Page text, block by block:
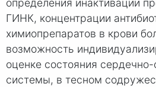
определения инактивации
ГИНК, концентрации
химиопрепаратов в крови
возможность
оценке состояния сердечно-
системы, в тесном